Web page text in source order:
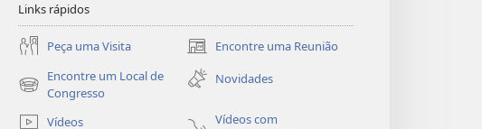
Links rápidos
Peça uma Visita Encontre uma Reunião
(abre
nova
janela)
Encontre um Local de
Congresso
(abre
Novidades
Vídeos
Vídeos com